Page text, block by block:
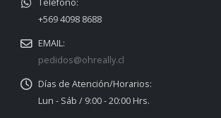
+569 4098 8688
EMAIL:
pedidos@ohreally.cl
Días de Atención/Horarios:
Lun - Sáb / 9:00 - 20:00 Hrs.